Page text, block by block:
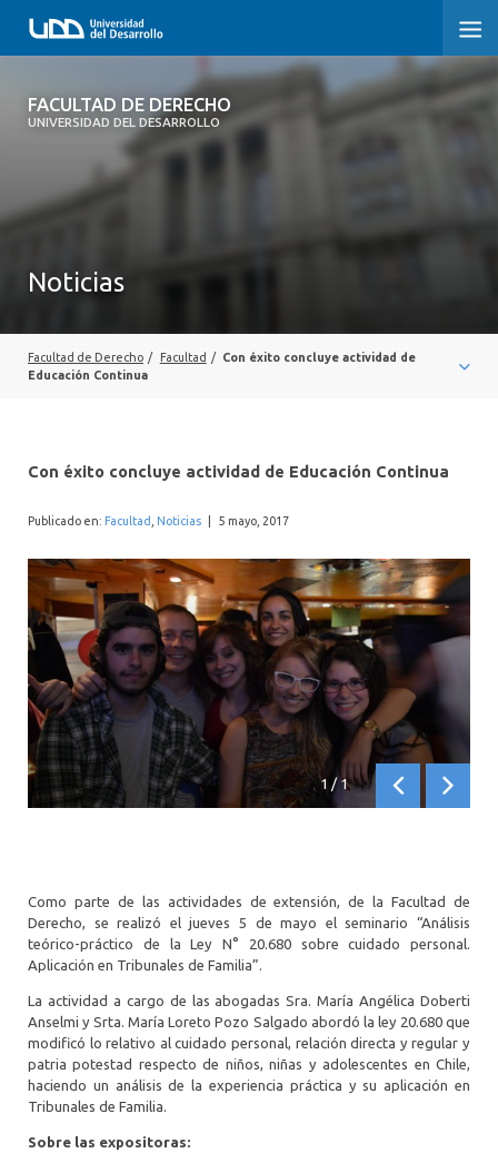
FACULTAD DE DERECHO
UNIVERSIDAD DEL DESARROLLO
FACULTAD DE DERECHO
SOBRE LA FACULTAD
PROFESORES
Noticias
Facultad de Derecho / Facultad / Con éxito concluye actividad de
Educación Continua
Con éxito concluye actividad de Educación Continua
Publicado en: Facultad Noticias 5 mayo, 2017
1 /1
Anterior
Como parte de las actividades de extensión, de la Facultad de
Derecho, se realizó el jueves 5 de mayo el seminario “Análisis
teórico-práctico de la Ley N° 20.680 sobre cuidado personal.
Aplicación en Tribunales de Familia”.
La actividad a cargo de las abogadas Sra. María Angélica Doberti
Anselmi y Srta. María Loreto Pozo Salgado abordó la ley 20.680 que
modificó lo relativo al cuidado personal, relación directa y regular y
patria potestad respecto de niños, niñas y adolescentes en Chile,
haciendo un análisis de la experiencia práctica y su aplicación en
Tribunales de Familia.
Sobre las expositoras: